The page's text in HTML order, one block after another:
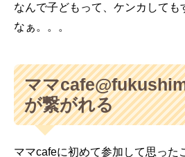
なんで子どもって、ケンカしても
なぁ。。。
ママ
が繋がれる
ママcafeに初めて参加して思った